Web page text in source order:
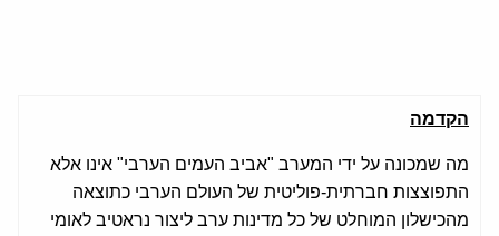
הקדמה
מה שמכונה על ידי המערב "אביב העמים הערבי" אינו אלא
התפוצצות חברתית-פוליטית של העולם הערבי כתוצאה
מהכישלון המוחלט של כל מדינות ערב ליצור נראטיב לאומי